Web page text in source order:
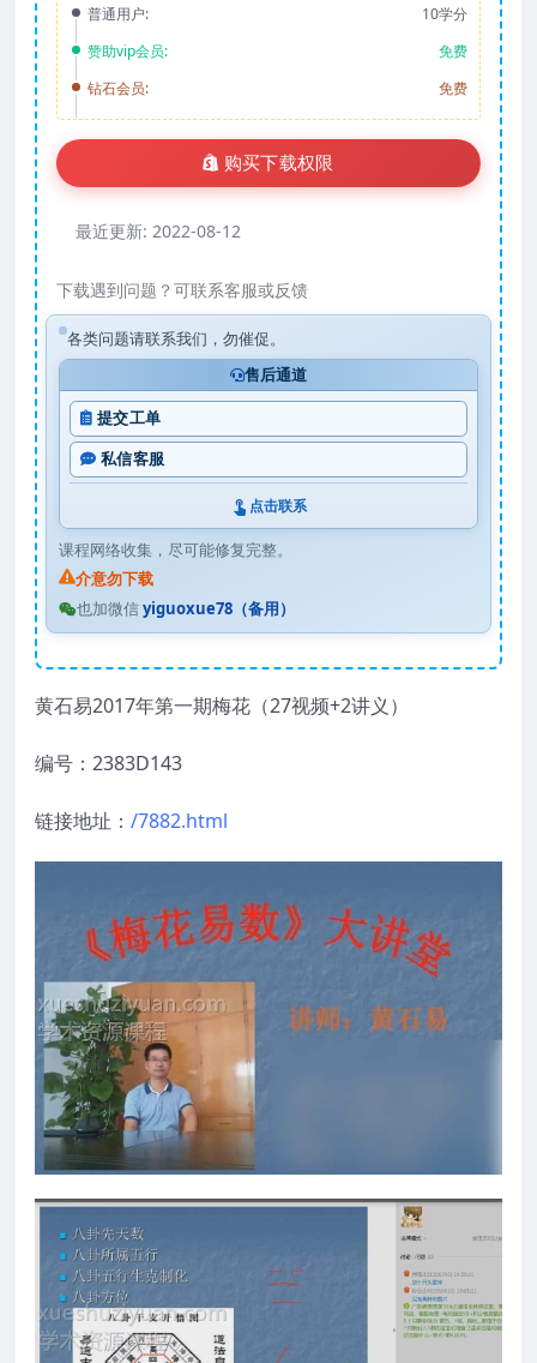
普通用户:
10学分
赞助vip会员:
免费
钻石会员:
免费
购买下载权限
最近更新: 2022-08-12
下载遇到问题？可联系客服或反馈
各类问题请联系我们，勿催促。
售后通道
提交工单
私信客服
点击联系
课程网络收集，尽可能修复完整。
介意勿下载
也加微信yiguoxue78（备用）
黄石易2017年第一期梅花（27视频+2讲义）
编号：2383D143
链接地址： /7882.html